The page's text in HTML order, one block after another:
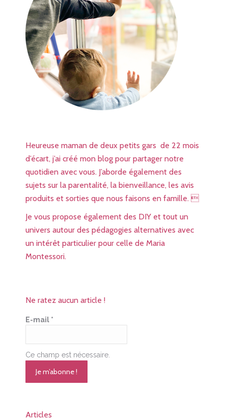
Heureuse maman de deux petits gars de 22 mois
d’écart, j’ai créé mon blog pour partager notre
quotidien avec vous. J’aborde également des
sujets sur la parentalité, la bienveillance, les avis
produits et sorties que nous faisons en famille. 
Je vous propose également des DIY et tout un
univers autour des pédagogies alternatives avec
un intérêt particulier pour celle de Maria
Montessori.
Ne ratez aucun article !
E-mail *
Ce champ est nécessaire.
Articles